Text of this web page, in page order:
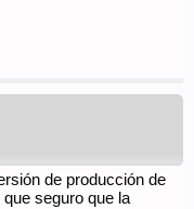
de producción de
seguro que la